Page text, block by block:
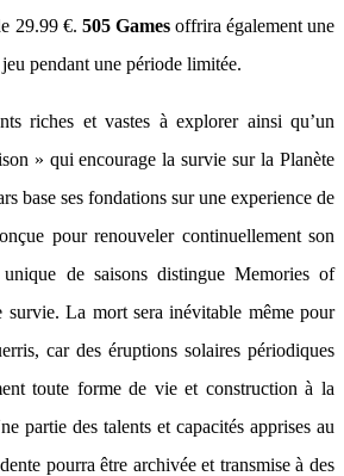
29.99 €. 505 Gamesoffrira également une
pendant une période limitée.
riches et vastes à explorer ainsi qu’un
» qui encourage la survie sur la Planète
base ses fondations sur une experience de
pour renouveler continuellement son
de saisons distingue Memories of
survie. La mort sera inévitable même pour
car des éruptions solaires périodiques
toute forme de vie et construction à la
partie des talents et capacités apprises au
pourra être archivée et transmise à des